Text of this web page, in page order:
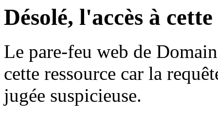
Désolé, l'accès à
Le pare-feu web de
cette ressource car la
jugée suspicieuse.